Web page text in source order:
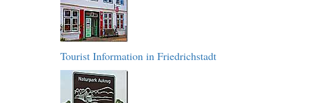
Tourist Information in Friedrichstadt